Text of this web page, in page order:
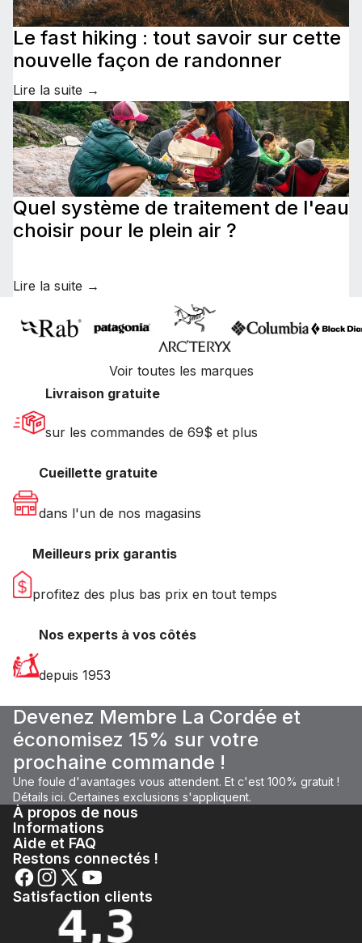
Le fast hiking : tout savoir sur cette
nouvelle façon de randonner
Lire la suite →
Quel système de traitement de l'eau
choisir pour le plein air ?
Lire la suite →
Voir toutes les marques
Livraison gratuite
sur les commandes de 69$ et plus
Cueillette gratuite
dans l'un de nos magasins
Meilleurs prix garantis
profitez des plus bas prix en tout temps
Nos experts à vos côtés
depuis 1953
Devenez Membre La Cordée et
économisez 15% sur votre
prochaine commande !
Une foule d'avantages vous attendent. Et c'est 100% gratuit !
Détails ici. Certaines exclusions s'appliquent.
À propos de nous
Informations
Aide et FAQ
Restons connectés !
Satisfaction clients